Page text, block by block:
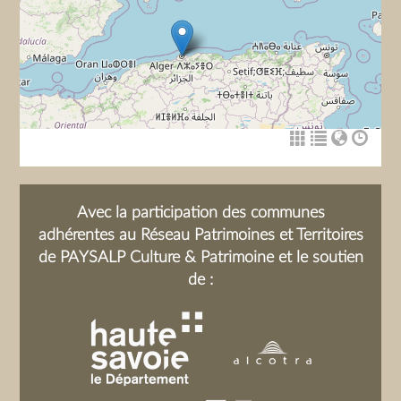
Avec la participation des communes
adhérentes au Réseau Patrimoines et Territoires
de PAYSALP Culture & Patrimoine et le soutien
de :